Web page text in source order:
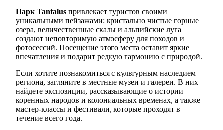
Парк Tantalus привлекает туристов своими
уникальными пейзажами: кристально чистые горные
озера, величественные скалы и альпийские луга
создают неповторимую атмосферу для походов и
фотосессий. Посещение этого места оставит яркие
впечатления и подарит редкую гармонию с природой.
Если хотите познакомиться с культурным наследием
региона, загляните в местные музеи и галереи. В них
найдете экспозиции, рассказывающие о истории
коренных народов и колониальных временах, а также
мастер-классы и фестивали, которые проходят в
течение всего года.